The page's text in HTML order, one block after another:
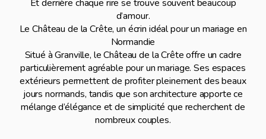
Et derrière chaque rire se trouve souvent beaucoup
d’amour.
Le Château de la Crête, un écrin idéal pour un mariage en
Normandie
Situé à Granville, le Château de la Crête offre un cadre
particulièrement agréable pour un mariage. Ses espaces
extérieurs permettent de profiter pleinement des beaux
jours normands, tandis que son architecture apporte ce
mélange d’élégance et de simplicité que recherchent de
nombreux couples.